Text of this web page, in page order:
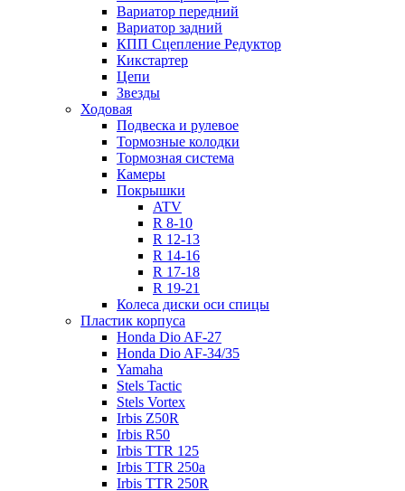
Вариатор передний
Вариатор задний
КПП Сцепление Редуктор
Кикстартер
Цепи
Звезды
Ходовая
Подвеска и рулевое
Тормозные колодки
Тормозная система
Камеры
Покрышки
ATV
R 8-10
R 12-13
R 14-16
R 17-18
R 19-21
Колеса диски оси спицы
Пластик корпуса
Honda Dio AF-27
Honda Dio AF-34/35
Yamaha
Stels Tactic
Stels Vortex
Irbis Z50R
Irbis R50
Irbis TTR 125
Irbis TTR 250a
Irbis TTR 250R